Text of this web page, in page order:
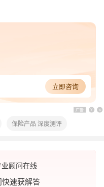
广告 ? x
立即咨询
保险产品 深度测评
顾问在线
速获解答